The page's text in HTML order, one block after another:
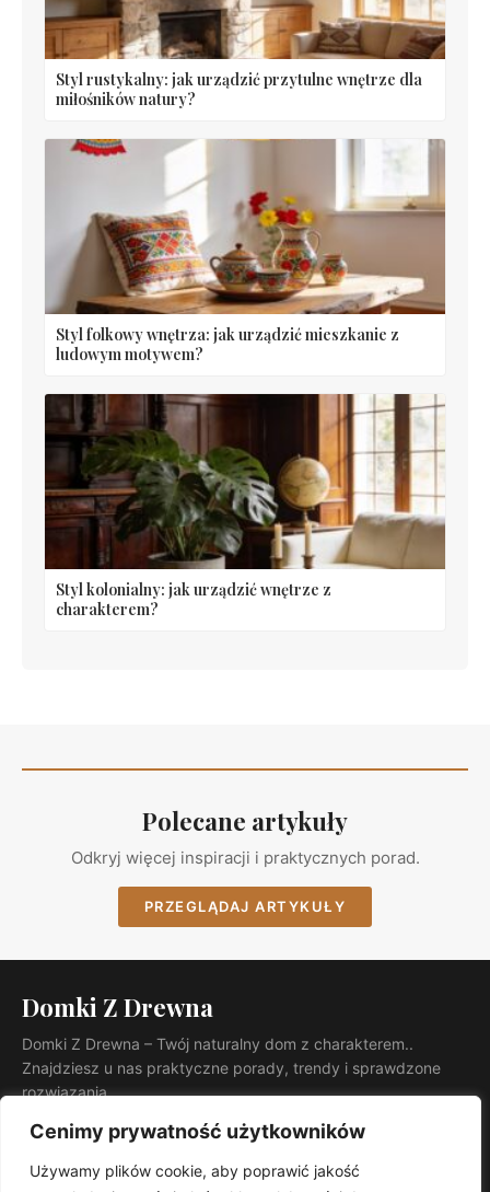
Cenimy prywatność użytkowników
Używamy plików cookie, aby poprawić jakość
Styl rustykalny: jak urządzić przytulne wnętrze dla
miłośników natury?
Styl folkowy wnętrza: jak urządzić mieszkanie z
ludowym motywem?
Styl kolonialny: jak urządzić wnętrze z
charakterem?
Polecane artykuły
Odkryj więcej inspiracji i praktycznych porad.
PRZEGLĄDAJ ARTYKUŁY
Domki Z Drewna
Domki Z Drewna – Twój naturalny dom z charakterem..
Znajdziesz u nas praktyczne porady, trendy i sprawdzone
rozwiązania.
INFORMACJE